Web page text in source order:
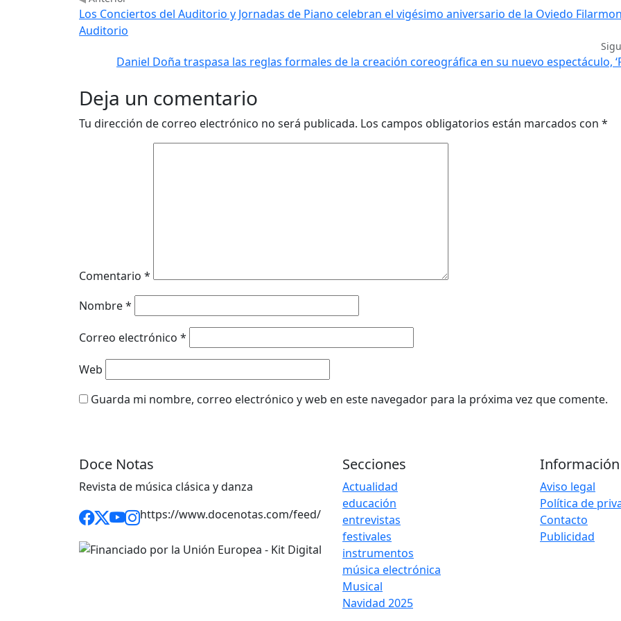
Los Conciertos del Auditorio y Jornadas de Piano celebran el vigésimo aniversario de la Oviedo
Auditorio
Daniel Doña traspasa las reglas formales de la creación coreográfica en su nuevo espectáculo,
Deja un comentario
Tu dirección de correo electrónico no será publicada. Los campos obligatorios están marcados con *
Comentario *
Nombre*
Correo electrónico *
Web
Guarda mi nombre, correo electrónico y web en este navegador para la próxima vez que comente.
Doce Notas
Revista de música clásica y danza
https://www.docenotas.com/feed/
Secciones
Actualidad
educación
entrevistas
festivales
instrumentos
música electrónica
Musical
Navidad 2025
Información
Aviso legal
Política de
Contacto
Publicidad